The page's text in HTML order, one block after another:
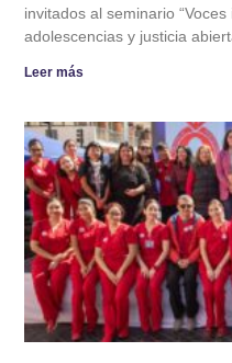
invitados al seminario
adolescencias y justicia
Leer más